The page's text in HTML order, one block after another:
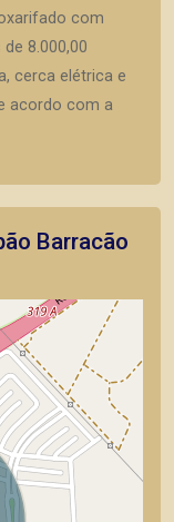
com
8.000,00
cerca elétrica e
acordo com a
Barracão